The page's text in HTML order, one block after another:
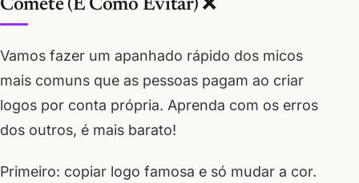
Comete (E Como Evitar) ❌
Vamos fazer um apanhado rápido dos micos
mais comuns que as pessoas pagam ao criar
logos por conta própria. Aprenda com os erros
dos outros, é mais barato!
Primeiro: copiar logo famosa e só mudar a cor.